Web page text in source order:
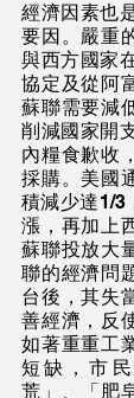
經濟因素也
要因。嚴重
與西方國家
協定及從阿
蘇聯需要減
削減國家開
內糧食歉收
採購。美國
積減少達1/3
漲，再加上
蘇聯投放大
聯的經濟問
台後，其失
善經濟，反
如著重重工
短缺，市
荒」、「肥